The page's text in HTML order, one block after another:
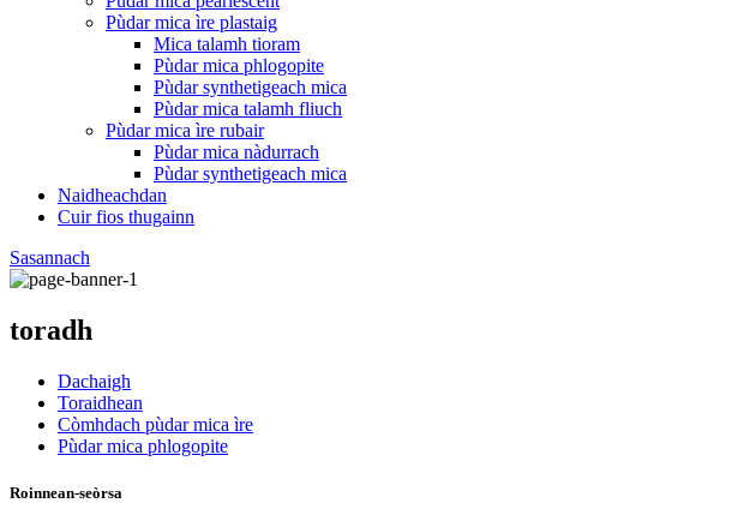
Pùdar mica ìre plastaig
Mica talamh tioram
Pùdar mica phlogopite
Pùdar synthetigeach mica
Pùdar mica talamh fliuch
Pùdar mica ìre rubair
Pùdar mica nàdurrach
Pùdar synthetigeach mica
Naidheachdan
Cuir fios thugainn
Sasannach
toradh
Dachaigh
Toraidhean
Còmhdach pùdar mica ìre
Pùdar mica phlogopite
Roinnean-seòrsa